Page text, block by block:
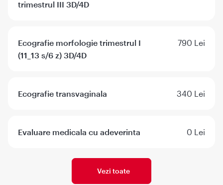
trimestrul III 3D/4D
Ecografie morfologie trimestrul I
(11_13 s/6 z) 3D/4D
790 Lei
Ecografie transvaginala 340 Lei
Evaluare medicala cu adeverinta 0 Lei
Vezi toate